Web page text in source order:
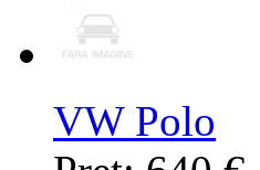
VW Polo